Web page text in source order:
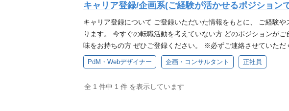
キャリア登録/企画系(ご経験が活かせるポジション
キャリア登録について ご登録いただいた情報をもとに、 ご経験
ります。 今すぐの転職活動を考えていない方 どのポジションが
味をお持ちの方 ぜひご登録ください。 ※必ずご連絡させていた
たします。 株式会社ベネッセコーポレーション | Bloomキャリア
PdM・Webデザイナー 企画・コンサルタント 正社員
全 1 件中 1 件 を表示しています